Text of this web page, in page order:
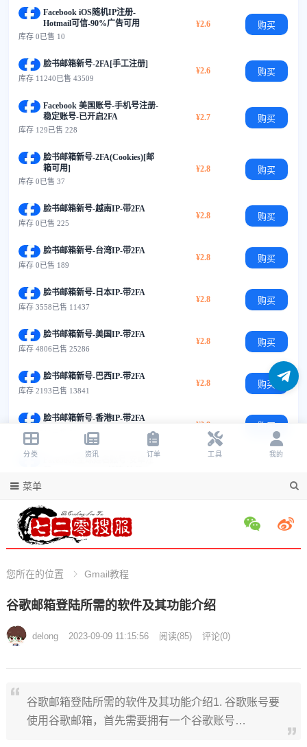
菜单
您所在的位置 Gmail教程
谷歌邮箱登陆所需的软件及其功能介绍
delong 2023-09-09 11:15:56 阅读(85) 评论(0)
谷歌邮箱登陆所需的软件及其功能介绍1. 谷歌账号要
使用谷歌邮箱，首先需要拥有一个谷歌账号…